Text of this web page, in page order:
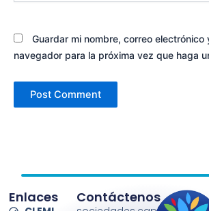
Guardar mi nombre, correo
navegador para la próxima vez que haga
Enlaces Contáctenos